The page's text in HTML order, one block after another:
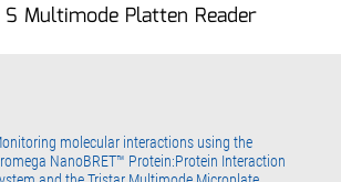
Multimode Platten Reader
molecular interactions using the
NanoBRET™ Protein:Protein Interaction